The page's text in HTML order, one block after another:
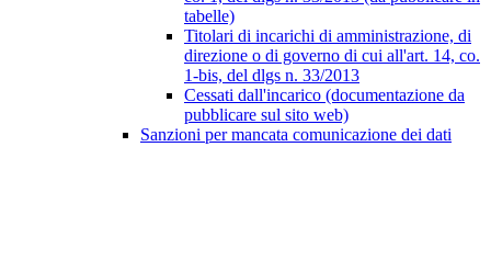
tabelle)
Titolari di incarichi di amministrazione, di
direzione o di governo di cui all'art. 14, co.
1-bis, del dlgs n. 33/2013
Cessati dall'incarico (documentazione da
pubblicare sul sito web)
Sanzioni per mancata comunicazione dei dati